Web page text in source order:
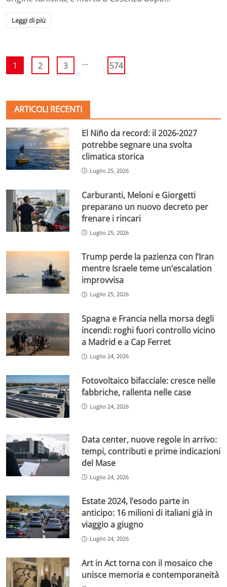
Leggi di più
1 2 3 ... 574
ARTICOLI RECENTI
El Niño da record: il 2026-2027
potrebbe segnare una svolta
climatica storica
Luglio 25, 2026
Carburanti, Meloni e Giorgetti
preparano un nuovo decreto per
frenare i rincari
Luglio 25, 2026
Trump perde la pazienza con l’Iran
mentre Israele teme un’escalation
improvvisa
Luglio 25, 2026
Spagna e Francia nella morsa degli
incendi: roghi fuori controllo vicino
a Madrid e a Cap Ferret
Luglio 24, 2026
Fotovoltaico bifacciale: cresce nelle
fabbriche, rallenta nelle case
Luglio 24, 2026
Data center, nuove regole in arrivo:
tempi, contributi e prime indicazioni
del Mase
Luglio 24, 2026
Estate 2024, l’esodo parte in
anticipo: 16 milioni di italiani già in
viaggio a giugno
Luglio 24, 2026
Art in Act torna con il mosaico che
unisce memoria e contemporaneità